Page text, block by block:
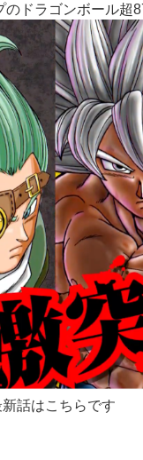
ドラゴンボール超
新話はこちらです